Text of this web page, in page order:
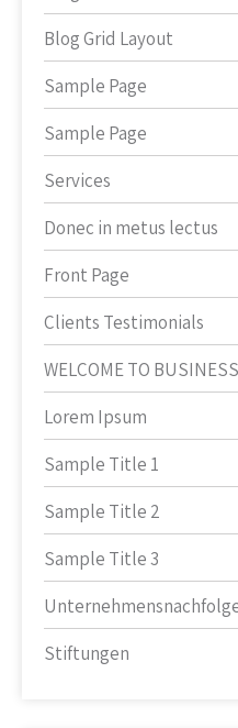
Blog Grid Layout
Sample Page
Sample Page
Services
Donec in metus lectus
Front Page
Clients Testimonials
WELCOME TO
Lorem Ipsum
Sample Title 1
Sample Title 2
Sample Title 3
Stiftungen